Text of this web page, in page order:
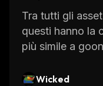
Tra tutti gli
questi hanno la
più simile a
Wicked